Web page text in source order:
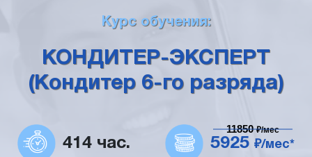
Курс обучения:
КОНДИТЕР-ЭКСПЕРТ
(Кондитер 6-го разряда)
414 час. 5925 ₽/мес*
11850₽/мес